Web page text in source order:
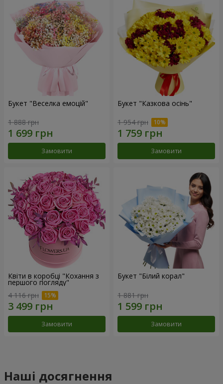
Букет "Веселка емоцій"
1 888 грн
Замовити
Букет "Казкова осінь"
1 954 грн
Замовити
Квіти в коробці "Кохання з
першого погляду"
4 116 грн
Замовити
Букет "Білий корал"
1 881 грн
Замовити
Наші досягнення